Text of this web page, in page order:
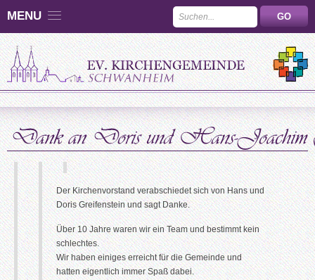
MENU
Der Kirchenvorstand verabschiedet sich von Hans und
Doris Greifenstein und sagt Danke.
Über 10 Jahre waren wir ein Team und bestimmt kein
schlechtes.
Wir haben einiges erreicht für die Gemeinde und
hatten eigentlich immer Spaß dabei.